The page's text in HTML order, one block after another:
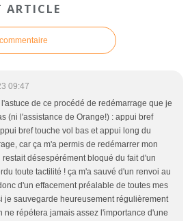
ARTICLE
09:47
de ce procédé de redémarrage que je
(ni l'assistance de Orange!) : appui bref
bref touche vol bas et appui long du
car ça m'a permis de redémarrer mon
désespérément bloqué du fait d'un
toute tactilité ! ça m'a sauvé d'un renvoi au
d'un effacement préalable de toutes mes
je sauvegarde heureusement régulièrement
ne répétera jamais assez l'importance d'une